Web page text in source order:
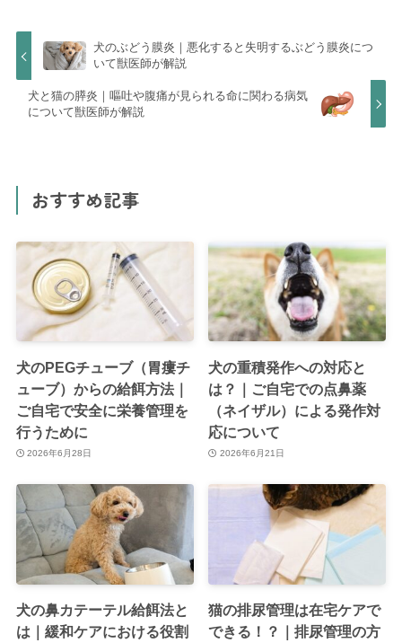
犬のぶどう膜炎｜悪化すると失明するぶどう膜炎につ
いて獣医師が解説
犬と猫の膵炎｜嘔吐や腹痛が見られる命に関わる病気
について獣医師が解説
おすすめ記事
犬のPEGチューブ（胃瘻チ
ューブ）からの給餌方法｜
ご自宅で安全に栄養管理を
行うために
2026年6月28日
犬の重積発作への対応と
は？｜ご自宅での点鼻薬
（ネイザル）による発作対
応について
2026年6月21日
犬の鼻カテーテル給餌法と
は｜緩和ケアにおける役割
猫の排尿管理は在宅ケアで
できる！？｜排尿管理の方